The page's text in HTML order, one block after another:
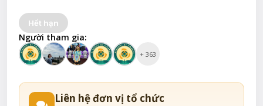
Hết hạn
Người tham gia:
+ 363
Liên hệ đơn vị tổ chức